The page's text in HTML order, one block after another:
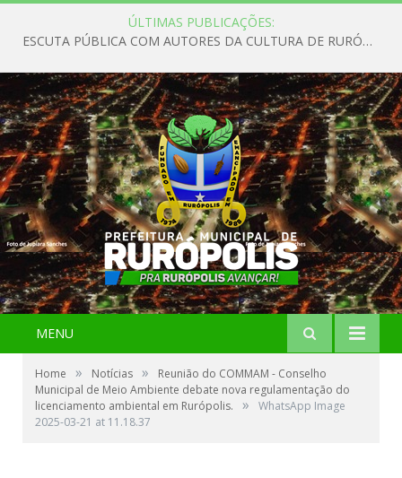
ÚLTIMAS PUBLICAÇÕES:
ESCUTA PÚBLICA COM AUTORES DA CULTURA DE RURÓPOLIS
MENU
Home » Notícias »
Reunião do COMMAM - Conselho
Municipal de Meio Ambiente debate nova regulamentação do
licenciamento ambiental em Rurópolis.
»
WhatsApp Image
2025-03-21 at 11.18.37